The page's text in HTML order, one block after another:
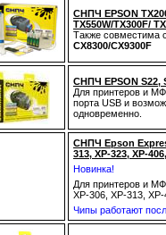
CНПЧ EPSON
TX550W/TX300F/
Также совместима
CX8300/CX9300F
СНПЧ EPSON S22,
Для принтеров и
порта USB и
одновременно.
СНПЧ Epson
313, XP-323, XP-
Новинка!
Для принтеров и
XP-306, XP-313,
Чипы работают